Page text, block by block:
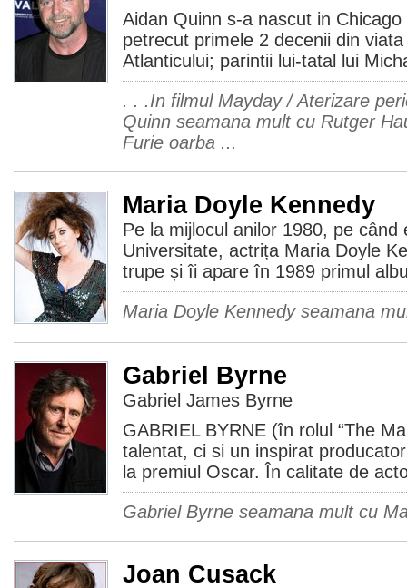
Aidan Quinn s-a nascut in
petrecut primele 2 decenii din
Atlanticului; parintii lui-tatal lui
. . .In filmul Mayday / Aterizare
Quinn seamana mult cu Rutger
Furie oarba ...
Maria Doyle Kennedy
Pe la mijlocul anilor 1980, pe când
Universitate, actrița Maria Doyle
trupe și îi apare în 1989 primul
Maria Doyle Kennedy seamana
Gabriel Byrne
Gabriel James Byrne
GABRIEL BYRNE (în rolul “The
talentat, ci si un inspirat
la premiul Oscar. În calitate de
Gabriel Byrne seamana mult cu
Joan Cusack